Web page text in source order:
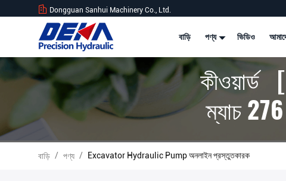
Dongguan Sanhui Machinery Co., Ltd.
বাড়ি পণ্য ভিডিও
ম্যাচ
বাড়ি / পণ্য / Excavator Hydraulic Pump অনলাইন প্রস্তুতকারক